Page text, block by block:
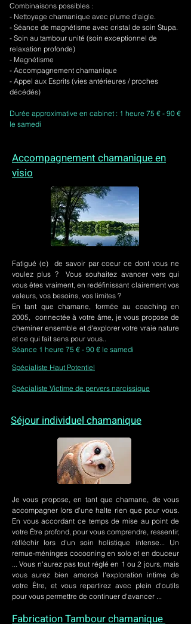
Combinaisons possibles :
- Nettoyage chamanique avec plume d'aigle.
- Séance de magnétisme avec cristal de soin Stupa.
- Soin au tambour unité (soin exceptionnel de
relaxation profonde)
- Magnétisme
- Accompagnement chamanique
- Appel aux Esprits (vies antérieures / proches
décédés)
Durée approximative en cabinet : 1 heure 75 € - 90 €
le samedi
Accompagnement chamanique en
visio
Fatigué (e) de savoir par coeur ce dont vous ne
voulez plus ? Vous souhaitez avancer vers qui
vous êtes vraiment, en redéfinissant clairement vos
valeurs, vos besoins, vos limites ?
En tant que chamane, formée au coaching en
2005, connectée à votre âme, je vous propose de
cheminer ensemble et d'explorer votre vraie nature
et ce qui fait sens pour vous..
Séance 1 heure 75 € - 90 € le samedi
Spécialiste Haut Potentiel
Spécialiste Victime de pervers narcissique
Séjour individuel chamanique
Je vous propose, en tant que chamane, de vous
accompagner lors d'une halte rien que pour vous.
En vous accordant ce temps de mise au point de
votre Être profond, pour vous comprendre, ressentir,
réfléchir lors d'un soin holistique intense... Un
remue-méninges cocooning en solo et en douceur
... Vous n'aurez pas tout réglé en 1 ou 2 jours, mais
vous aurez bien amorcé l'exploration intime de
votre Être, et vous repartirez avec plein d'outils
pour vous permettre de continuer d'avancer ...
Fabrication Tambour chamanique